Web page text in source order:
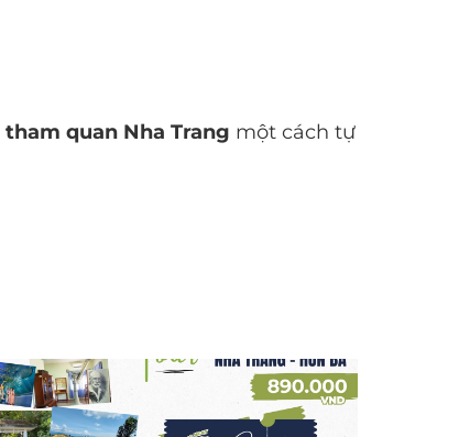
tham quan Nha Trang một cách tự